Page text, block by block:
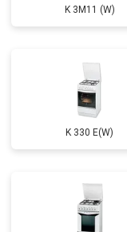
K 3M11 (W)
K 330 E(W)